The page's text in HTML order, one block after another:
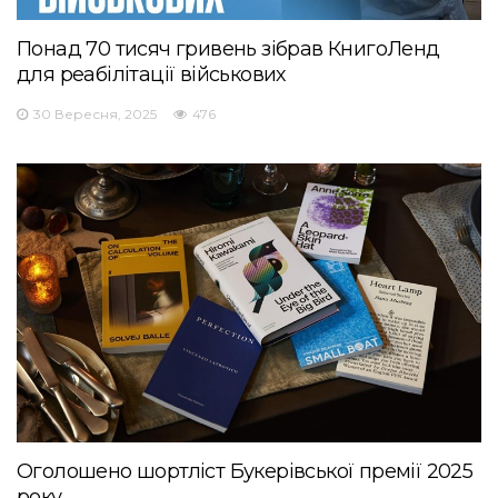
Понад 70 тисяч гривень зібрав КнигоЛенд
для реабілітації військових
30 Вересня, 2025 476
Оголошено шортліст Букерівської премії 2025